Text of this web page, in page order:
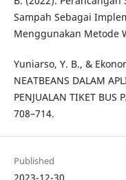
Sampah Sebagai
Menggunakan Metode
Yuniarso, Y. B., &
NEATBEANS DALAM
PENJUALAN TIKET BUS
708–714.
Published